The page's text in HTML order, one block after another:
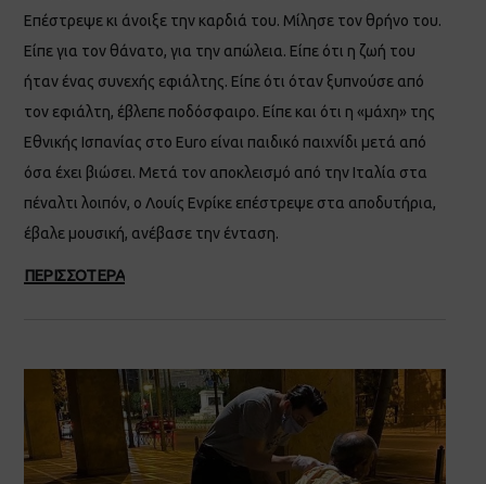
Επέστρεψε κι άνοιξε την καρδιά του. Μίλησε τον θρήνο του.
Είπε για τον θάνατο, για την απώλεια. Είπε ότι η ζωή του
ήταν ένας συνεχής εφιάλτης. Είπε ότι όταν ξυπνούσε από
τον εφιάλτη, έβλεπε ποδόσφαιρο. Είπε και ότι η «μάχη» της
Εθνικής Ισπανίας στο Euro είναι παιδικό παιχνίδι μετά από
όσα έχει βιώσει. Μετά τον αποκλεισμό από την Ιταλία στα
πέναλτι λοιπόν, ο Λουίς Ενρίκε επέστρεψε στα αποδυτήρια,
έβαλε μουσική, ανέβασε την ένταση.
ΠΕΡΙΣΣΟΤΕΡΑ